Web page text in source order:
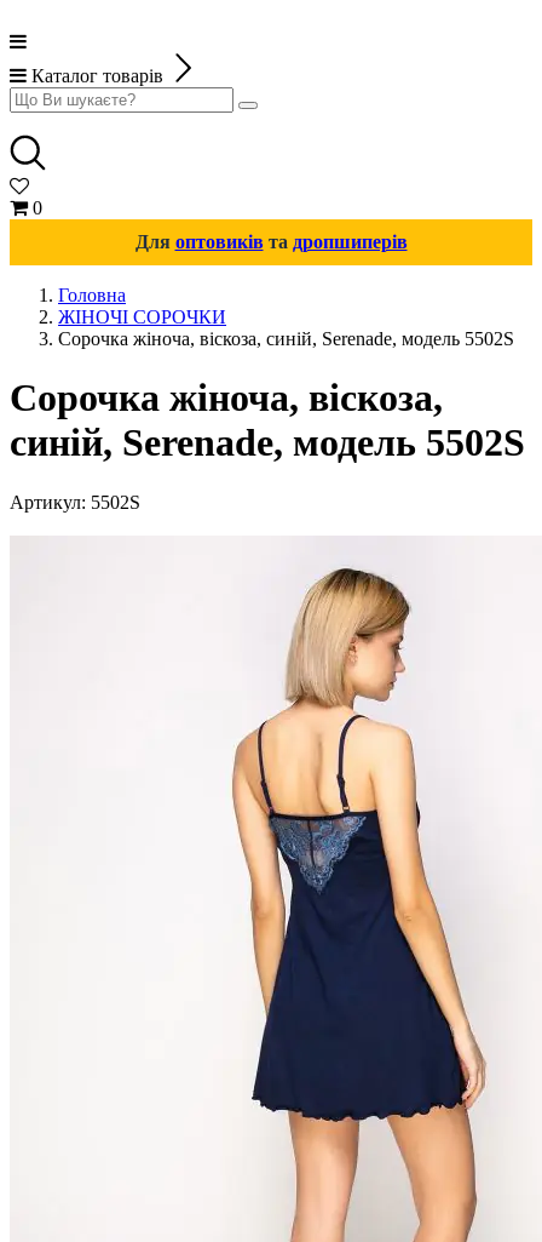
Каталог товарів
0
Для оптовиківта дропшиперів
Головна
ЖІНОЧІ СОРОЧКИ
Сорочка жіноча, віскоза, синій, Serenade, модель 5502S
Сорочка жіноча, віскоза,
синій, Serenade, модель 5502S
Артикул: 5502S